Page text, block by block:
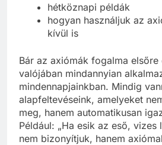
hétköznapi példák
hogyan használjuk az
kívül is
Bár az axiómák fogalma elsőre
valójában mindannyian
mindennapjainkban. Mindig
alapfeltevéseink, amelyeket
meg, hanem automatikusan
Például: „Ha esik az eső, vizes
nem bizonyítjuk, hanem